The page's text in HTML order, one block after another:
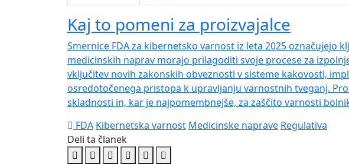
Kaj to pomeni za proizvajalce
Smernice FDA za kibernetsko varnost iz leta 2025
medicinskih naprav morajo prilagoditi svoje procese za
vključitev novih zakonskih obveznosti v sisteme kakovosti,
osredotočenega pristopa k upravljanju varnostnih tveganj.
skladnosti in, kar je najpomembnejše, za zaščito varnosti
FDA Kibernetska varnost Medicinske naprave Regulativa
Deli ta članek